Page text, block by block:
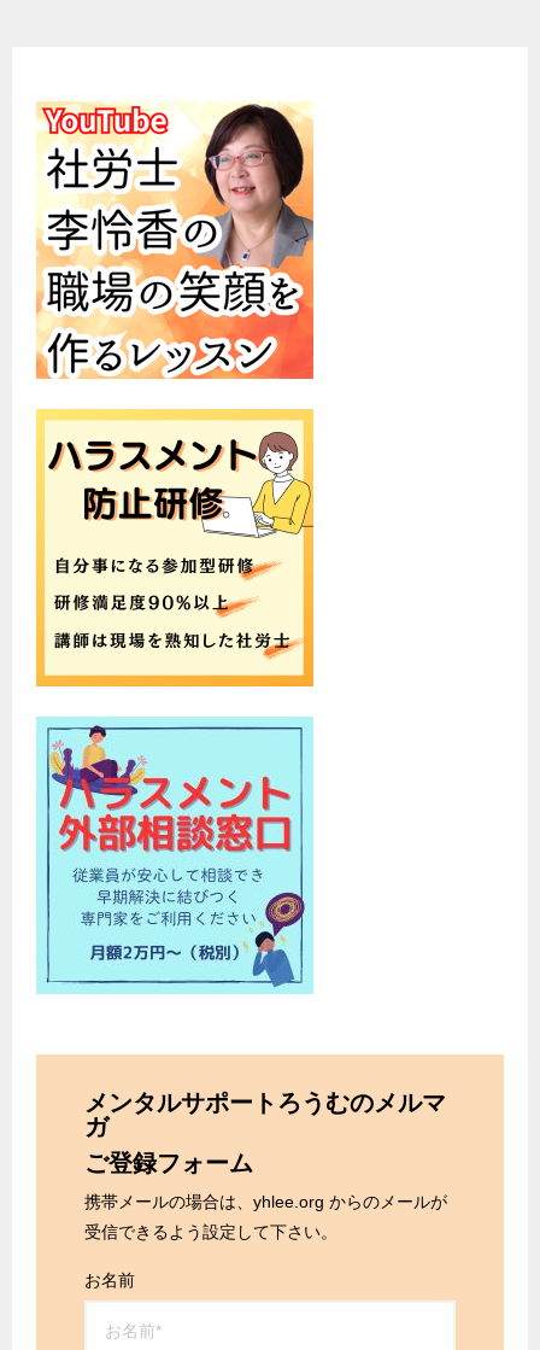
メンタルサポートろうむのメルマ
ガ
ご登録フォーム
携帯メールの場合は、yhlee.org からのメールが
受信できるよう設定して下さい。
お名前